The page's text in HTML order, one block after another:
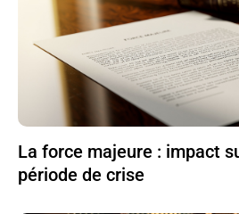
La force majeure : impact
période de crise